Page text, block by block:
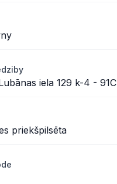
iela 129 k-4 - 91C
priekšpilsēta